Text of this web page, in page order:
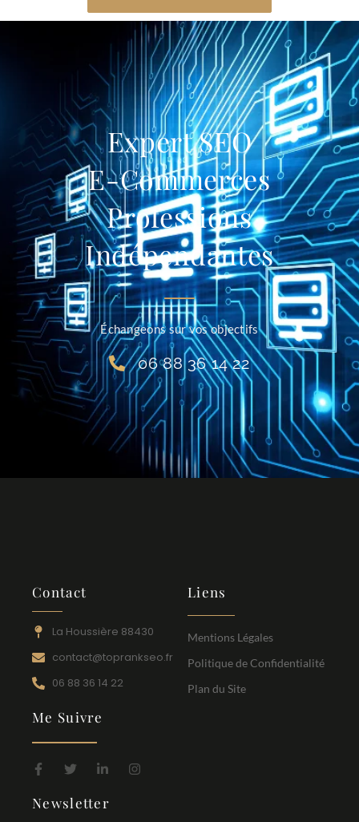
Expert SEO
E-Commerces
Professions
Indépendantes
Échangeons sur vos objectifs
06 88 36 14 22
Contact
La Houssière 88430
contact@toprankseo.fr
06 88 36 14 22
Liens
Mentions Légales
Politique de Confidentialité
Plan du Site
Me Suivre
Newsletter